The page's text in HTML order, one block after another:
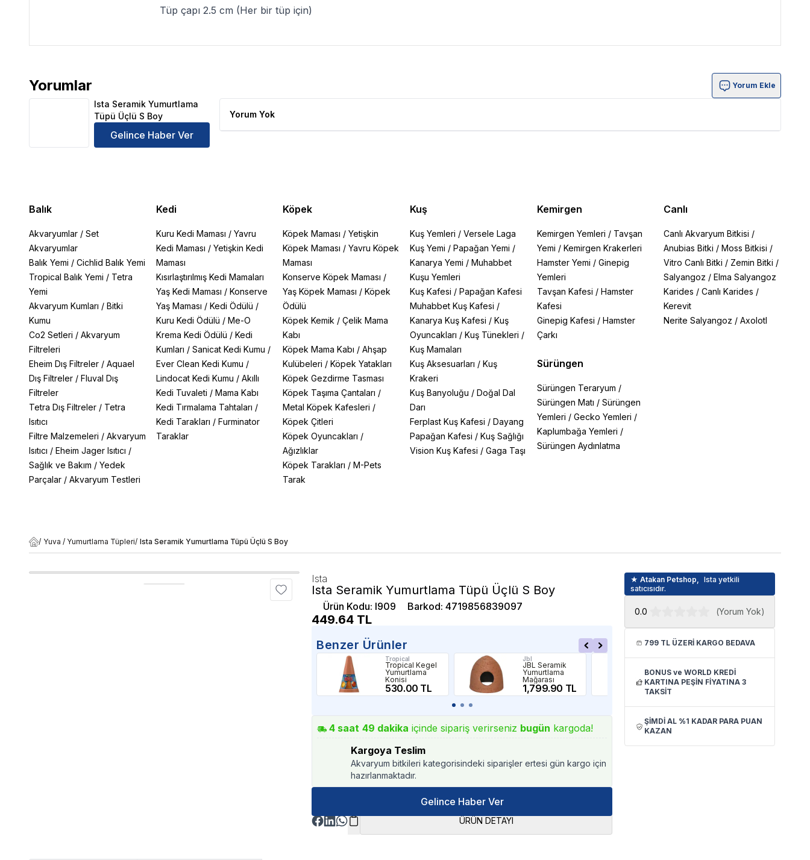
Tüp çapı 2.5 cm (Her bir tüp için)
Yorumlar
Ista Seramik Yumurtlama Tüpü Üçlü S Boy Ürün Yorumları
Yorum Ekle
Ista Seramik Yumurtlama
Tüpü Üçlü S Boy
Gelince Haber Ver
Yorum Yok
Balık
Akvaryumlar / Set
Akvaryumlar
Balık Yemi / Cichlid Balık Yemi
Tropical Balık Yemi / Tetra
Yemi
Akvaryum Kumları / Bitki
Kumu
Co2 Setleri / Akvaryum
Filtreleri
Eheim Dış Filtreler / Aquael
Dış Filtreler / Fluval Dış
Filtreler
Tetra Dış Filtreler / Tetra
Isıtıcı
Filtre Malzemeleri / Akvaryum
Isıtıcı / Eheim Jager Isıtıcı /
Sağlık ve Bakım / Yedek
Parçalar / Akvaryum Testleri
Kedi
Kuru Kedi Maması / Yavru
Kedi Maması / Yetişkin Kedi
Maması
Kısırlaştırılmış Kedi Mamaları
Yaş Kedi Maması / Konserve
Yaş Maması / Kedi Ödülü /
Kuru Kedi Ödülü / Me-O
Krema Kedi Ödülü / Kedi
Kumları / Sanicat Kedi Kumu /
Ever Clean Kedi Kumu /
Lindocat Kedi Kumu / Akıllı
Kedi Tuvaleti / Mama Kabı
Kedi Tırmalama Tahtaları /
Kedi Tarakları / Furminator
Taraklar
Köpek
Köpek Maması /Yetişkin
Köpek Maması /Yavru Köpek
Maması
Konserve Köpek Maması /
Yaş Köpek Maması /Köpek
Ödülü
Köpek Kemik /Çelik Mama
Kabı
Köpek Mama Kabı /Ahşap
Kulübeleri /Köpek Yatakları
Köpek Gezdirme Tasması
Köpek Taşıma Çantaları /
Metal Köpek Kafesleri /
Köpek Çitleri
Köpek Oyuncakları /
Ağızlıklar
Köpek Tarakları /M-Pets
Tarak
Kuş
Kuş Yemleri / Versele Laga
Kuş Yemi / Papağan Yemi /
Kanarya Yemi / Muhabbet
Kuşu Yemleri
Kuş Kafesi / Papağan Kafesi
Muhabbet Kuş Kafesi /
Kanarya Kuş Kafesi / Kuş
Oyuncakları / Kuş Tünekleri /
Kuş Mamaları
Kuş Aksesuarları / Kuş
Krakeri
Kuş Banyoluğu / Doğal Dal
Darı
Ferplast Kuş Kafesi / Dayang
Papağan Kafesi / Kuş Sağlığı
Vision Kuş Kafesi / Gaga Taşı
Kemirgen
Kemirgen Yemleri / Tavşan
Yemi / Kemirgen Krakerleri
Hamster Yemi / Ginepig
Yemleri
Tavşan Kafesi / Hamster
Kafesi
Ginepig Kafesi / Hamster
Çarkı
Sürüngen
Sürüngen Teraryum /
Sürüngen Matı / Sürüngen
Yemleri / Gecko Yemleri /
Kaplumbağa Yemleri /
Sürüngen Aydınlatma
Canlı
Canlı Akvaryum Bitkisi /
Anubias Bitki /Moss Bitkisi /
Vitro Canlı Bitki / Zemin Bitki /
Salyangoz /Elma Salyangoz
Karides /Canlı Karides /
Kerevit
Nerite Salyangoz /Axolotl
/ Yuva / Yumurtlama Tüpleri/ Ista Seramik Yumurtlama Tüpü Üçlü S Boy
Ista
Ista Seramik Yumurtlama Tüpü Üçlü S Boy
Ürün Kodu: I909 Barkod:4719856839097
449.64 TL
Benzer Ürünler
Tropical
Tropical Kegel
Yumurtlama
Konisi
530.00 TL
Jbl
JBL Seramik
Yumurtlama
Mağarası
1,799.90 TL
Jbl
Yumurtlama
Konisi
1,069.90 TL
4 saat 49 dakika içinde sipariş verirseniz bugün kargoda!
Kargoya Teslim
Akvaryum bitkileri kategorisindeki siparişler ertesi gün kargo için
hazırlanmaktadır.
Gelince Haber Ver
ÜRÜN DETAYI
★ Atakan Petshop,
Ista yetkili
satıcısıdır.
0.0 (Yorum Yok)
799 TL ÜZERİ KARGO BEDAVA
BONUS ve WORLD KREDİ
KARTINA PEŞİN FİYATINA 3
TAKSİT
ŞİMDİ AL %1 KADAR PARA PUAN
KAZAN